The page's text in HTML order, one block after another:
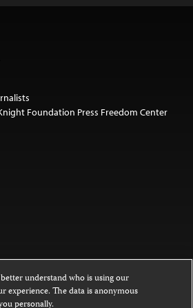
Foundation Press Freedom Center
this website is licensed under a
understand who is using our
experience. The data is anonymous
personally.